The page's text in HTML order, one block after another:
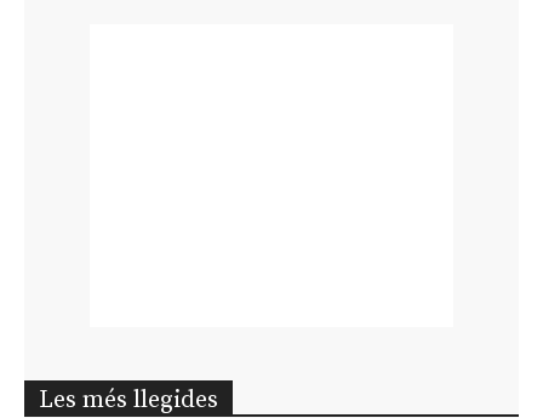
Les més llegides